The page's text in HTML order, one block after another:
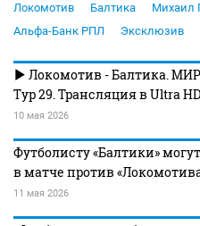
Локомотив Балтика Михаил
Альфа-Банк РПЛ
Эксклюзив
Локомотив - Балтика.
Тур 29. Трансляция в Ultra
10 мая 2026
Футболисту «Балтики»
в матче против
11 мая 2026